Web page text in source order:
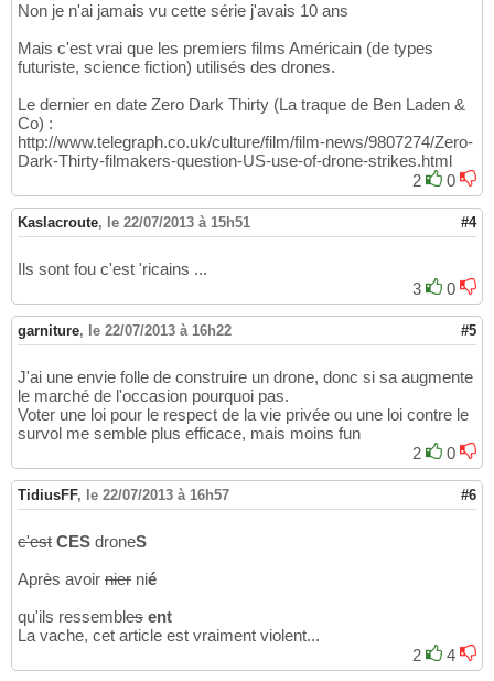
Non je n'ai jamais vu cette série j'avais 10 ans
Mais c'est vrai que les premiers films Américain (de types
futuriste, science fiction) utilisés des drones.
Le dernier en date Zero Dark Thirty (La traque de Ben Laden &
Co) :
http://www.telegraph.co.uk/culture/film/film-news/9807274/Zero-
Dark-Thirty-filmakers-question-US-use-of-drone-strikes.html
2
0
Kaslacroute, le 22/07/2013 à 15h51 #4
Ils sont fou c'est 'ricains ...
3
0
garniture, le 22/07/2013 à 16h22 #5
J'ai une envie folle de construire un drone, donc si sa augmente
le marché de l'occasion pourquoi pas.
Voter une loi pour le respect de la vie privée ou une loi contre le
survol me semble plus efficace, mais moins fun
2
0
TidiusFF, le 22/07/2013 à 16h57 #6
c'est CES droneS
Après avoir nier nié
qu'ils ressembles ent
La vache, cet article est vraiment violent...
2
4